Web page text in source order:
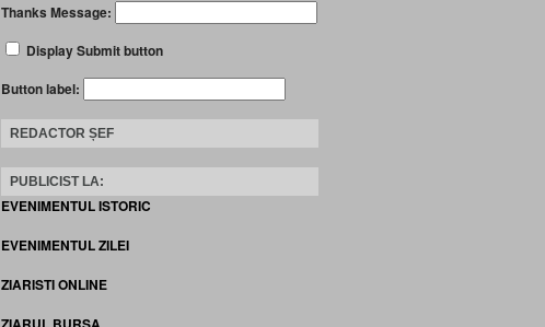
Thanks Message:
Display Submit button
Button label:
REDACTOR ȘEF
PUBLICIST LA:
EVENIMENTUL ISTORIC
EVENIMENTUL ZILEI
ZIARISTI ONLINE